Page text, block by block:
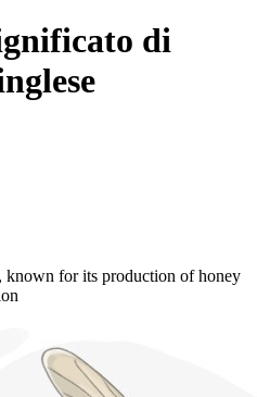
di
known for its production of honey